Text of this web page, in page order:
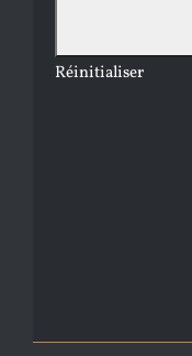
Réinitialiser